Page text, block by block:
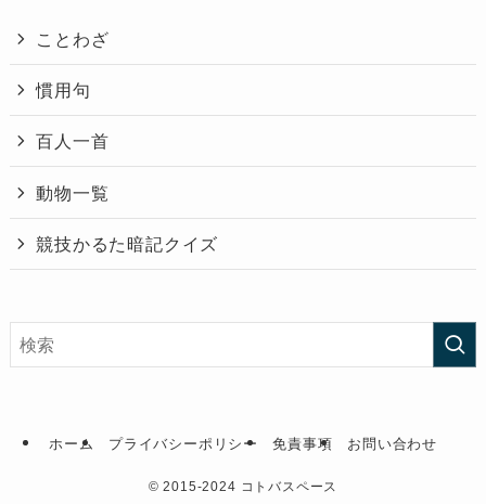
ことわざ
慣用句
百人一首
動物一覧
競技かるた暗記クイズ
ホーム プライバシーポリシー 免責事項 お問い合わせ
© 2015-2024 コトバスペース